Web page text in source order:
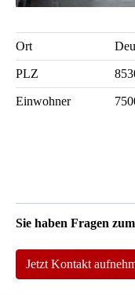
Ort
PLZ
Einwohner
Sie haben Fragen
Jetzt Kontakt